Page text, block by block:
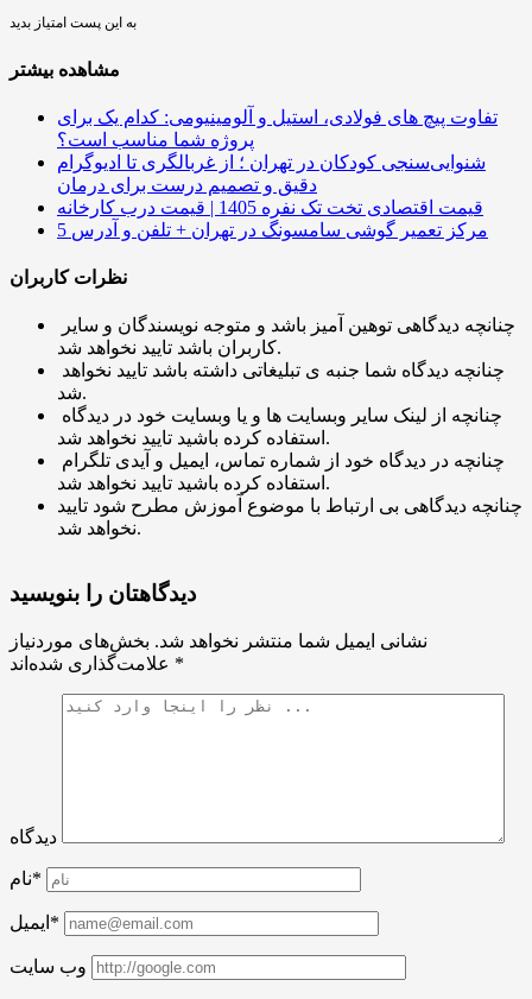
به این پست امتیاز بدید
مشاهده بیشتر
تفاوت پیچ ‌های فولادی، استیل و آلومینیومی: کدام یک برای
پروژه شما مناسب است؟
شنوایی‌سنجی کودکان در تهران ؛ از غربالگری تا ادیوگرام
دقیق و تصمیم درست برای درمان
قیمت اقتصادی تخت تک نفره 1405 | قیمت درب کارخانه
5 مرکز تعمیر گوشی سامسونگ در تهران + تلفن و آدرس
نظرات کاربران
کاربران باشد تایید نخواهد شد.
شد.
استفاده کرده باشید تایید نخواهد شد.
استفاده کرده باشید تایید نخواهد شد.
چنانچه دیدگاهی بی ارتباط با موضوع آموزش مطرح شود تایید
نخواهد شد.
دیدگاهتان را بنویسید
نشانی ایمیل شما منتشر نخواهد شد. بخش‌های موردنیاز
*
دیدگاه
نام*
ایمیل*
وب سایت